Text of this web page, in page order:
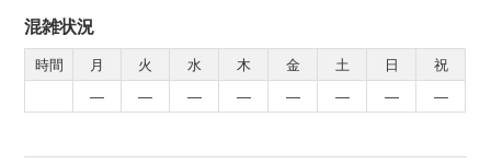
混雑状況
時間 月 火 水 木 金 土 日
祝
―
― ― ― ― ― ― ―